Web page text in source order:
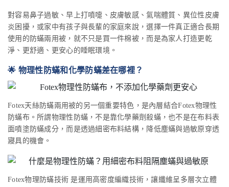
對容易鼻子過敏、早上打噴嚏、皮膚敏感、氣喘體質、異位性皮膚
炎困擾，或家中有孩子與長輩的家庭來說，選擇一件真正適合長期
使用的防蟎兩用被，就不只是買一件棉被，而是為家人打造更乾
淨、更舒適、更安心的睡眠環境。
🌟 物理性防蟎和化學防蟎差在哪裡？
Fotex天絲防蟎兩用被的另一個重要特色，是內層結合Fotex物理性
防蟎布。所謂物理性防蟎，不是靠化學藥劑殺蟎，也不是在布料表
面噴塗防蟎成分，而是透過細密布料結構，降低塵蟎與過敏原穿透
寢具的機會。
Fotex物理防蟎技術 是運用高密度編織技術，讓纖維呈多層次立體